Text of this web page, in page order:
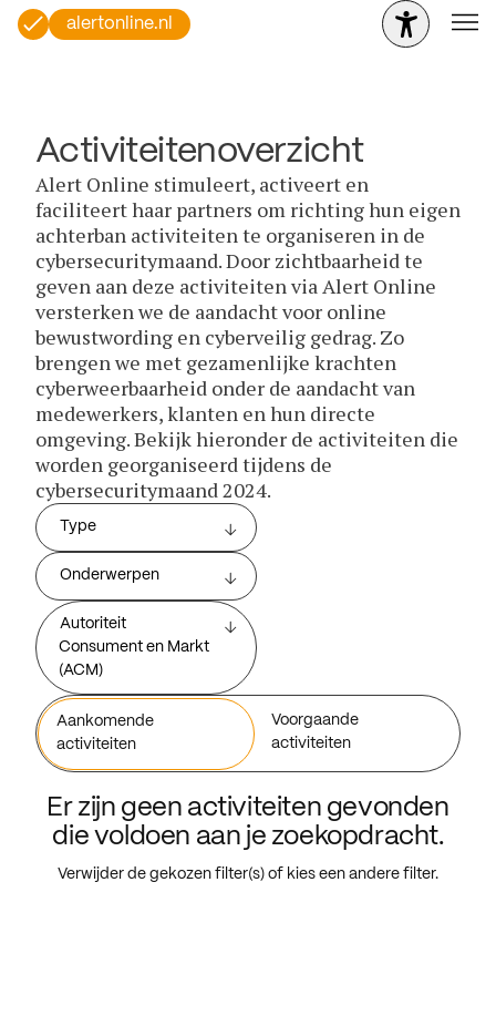
alertonline.nl
Activiteitenoverzicht
Alert Online stimuleert, activeert en
faciliteert haar partners om richting hun eigen
achterban activiteiten te organiseren in de
cybersecuritymaand. Door zichtbaarheid te
geven aan deze activiteiten via Alert Online
versterken we de aandacht voor online
bewustwording en cyberveilig gedrag. Zo
brengen we met gezamenlijke krachten
cyberweerbaarheid onder de aandacht van
medewerkers, klanten en hun directe
omgeving. Bekijk hieronder de activiteiten die
worden georganiseerd tijdens de
cybersecuritymaand 2024.
Type
Onderwerpen
Autoriteit
Consument en Markt
(ACM)
Aankomende
activiteiten
Voorgaande
activiteiten
Er zijn geen activiteiten gevonden
die voldoen aan je zoekopdracht.
Verwijder de gekozen filter(s) of kies een andere filter.